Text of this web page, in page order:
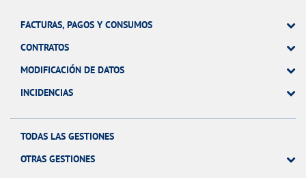
FACTURAS, PAGOS Y CONSUMOS
CONTRATOS
MODIFICACIÓN DE DATOS
INCIDENCIAS
TODAS LAS GESTIONES
OTRAS GESTIONES